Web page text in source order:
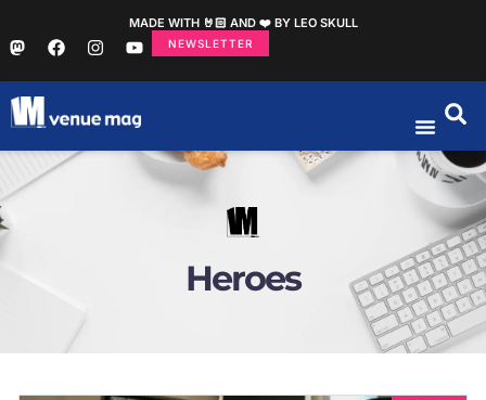
MADE WITH 🤘🏻 AND ❤️ BY LEO SKULL
NEWSLETTER
Heroes